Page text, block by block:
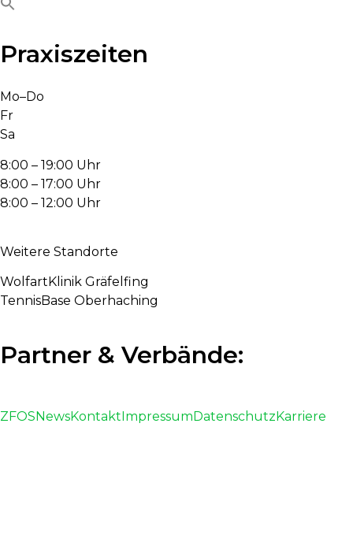
Praxiszeiten
Mo–Do
Fr
Sa
8:00 – 19:00 Uhr
8:00 – 17:00 Uhr
8:00 – 12:00 Uhr
Weitere Standorte
WolfartKlinik Gräfelfing
TennisBase Oberhaching
Partner & Verbände:
ZFOSNewsKontaktImpressumDatenschutzKarriere